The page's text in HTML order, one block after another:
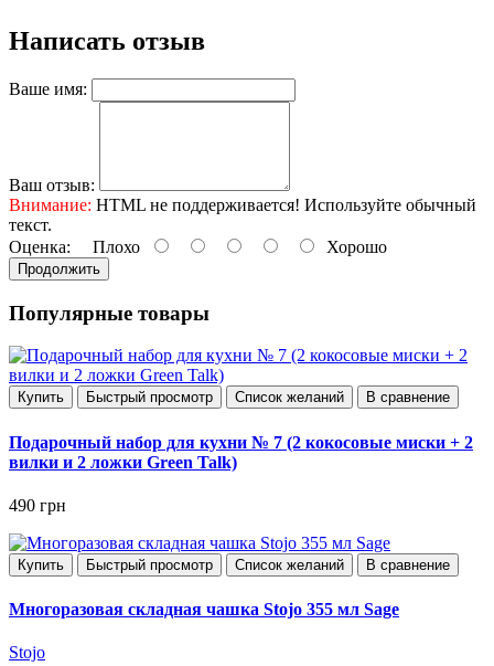
Написать отзыв
Ваше имя:
Ваш отзыв:
Внимание: HTML не поддерживается! Используйте обычный
текст.
Оценка: Плохо Хорошо
Продолжить
Популярные товары
Купить Быстрый просмотр Список желаний В сравнение
Подарочный набор для кухни № 7 (2 кокосовые миски + 2
вилки и 2 ложки Green Talk)
490 грн
Купить Быстрый просмотр Список желаний В сравнение
Многоразовая складная чашка Stojo 355 мл Sage
Stojo